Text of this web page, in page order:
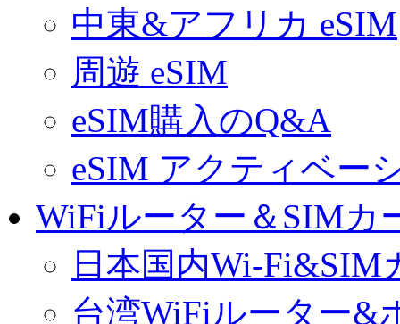
中東&アフリカ eSIM
周遊 eSIM
eSIM購入のQ&A
eSIM アクティベー
WiFiルーター＆SIMカ
日本国内Wi-Fi&SIM
台湾WiFiルーター&